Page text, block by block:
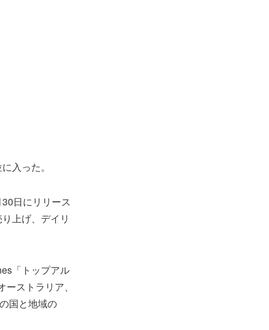
入った。
日にリリース
上げ、デイリ
「トップアル
ストラリア、
国と地域の